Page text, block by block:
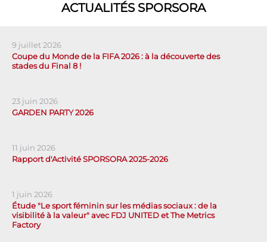
ACTUALITÉS SPORSORA
9 juillet 2026
Coupe du Monde de la FIFA 2026 : à la découverte des
stades du Final 8 !
23 juin 2026
GARDEN PARTY 2026
11 juin 2026
Rapport d'Activité SPORSORA 2025-2026
1 juin 2026
Étude "Le sport féminin sur les médias sociaux : de la
visibilité à la valeur" avec FDJ UNITED et The Metrics
Factory